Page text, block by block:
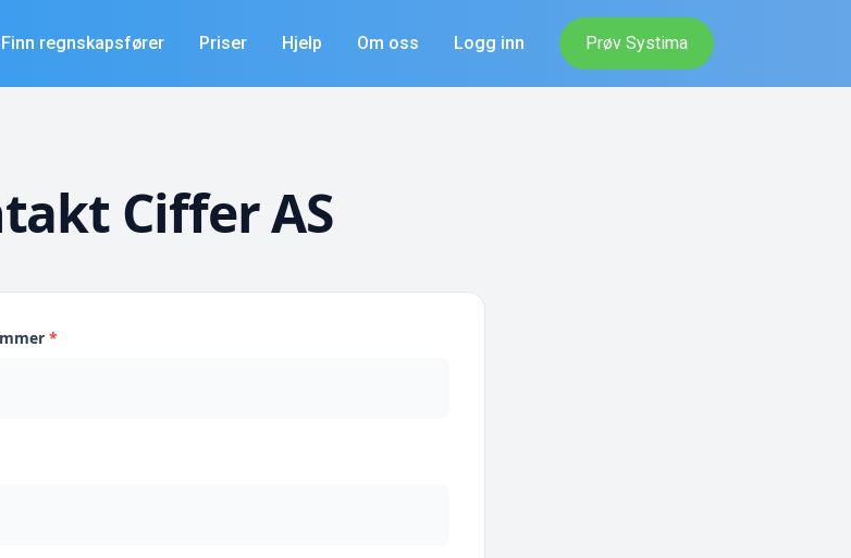
Finn regnskapsfører Priser Hjelp Om oss Logg inn Prøv Systima
Ciffer AS
*